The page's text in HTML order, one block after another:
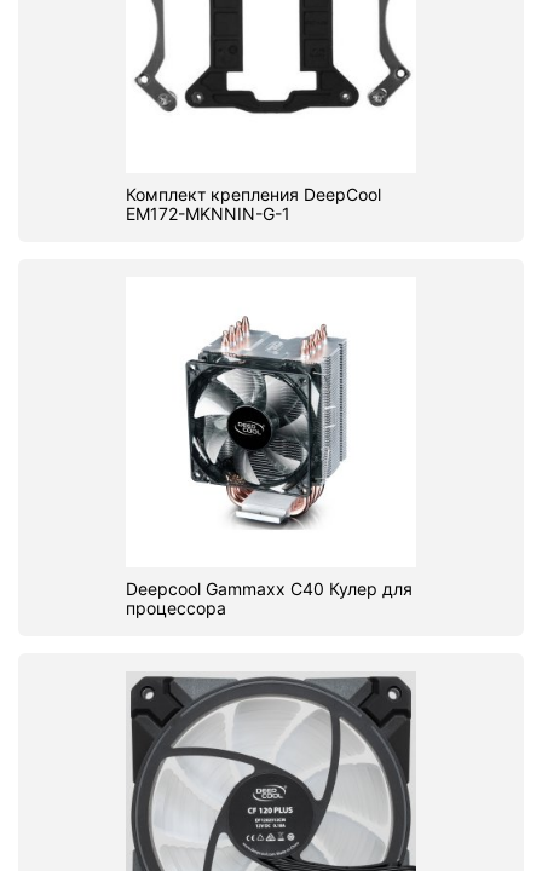
Комплект крепления DeepCool
EM172-MKNNIN-G-1
Deepcool Gammaxx C40 Кулер для
процессора